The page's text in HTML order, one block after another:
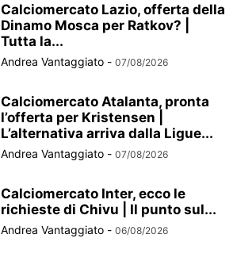
Calciomercato Lazio, offerta della
Dinamo Mosca per Ratkov? |
Tutta la...
Andrea Vantaggiato - 07/08/2026
Calciomercato Atalanta, pronta
l’offerta per Kristensen |
L’alternativa arriva dalla Ligue...
Andrea Vantaggiato - 07/08/2026
Calciomercato Inter, ecco le
richieste di Chivu | Il punto sul...
Andrea Vantaggiato - 06/08/2026